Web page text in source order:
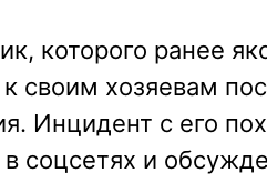
которого ранее
к своим хозяевам
Инцидент с его
в соцсетях и